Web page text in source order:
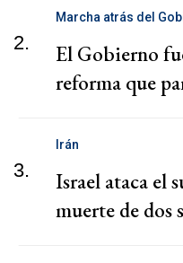
2.
Marcha atrás del
El Gobierno
reforma que
3.
Irán
Israel ataca el
muerte de dos